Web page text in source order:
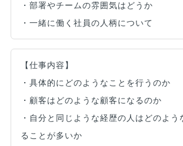
・部署やチームの雰囲気はどうか
・一緒に働く社員の人柄について
【仕事内容】
・具体的にどのようなことを行うのか
・顧客はどのような顧客になるのか
・自分と同じような経歴の人はどのよう
ることが多いか